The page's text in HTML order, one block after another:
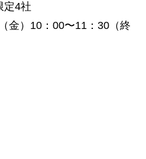
定4社
金）10：00〜11：30（終